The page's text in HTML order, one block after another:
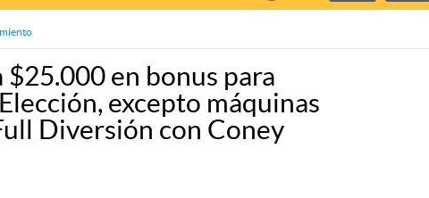
$25.000 en bonus para
excepto máquinas
Diversión con Coney